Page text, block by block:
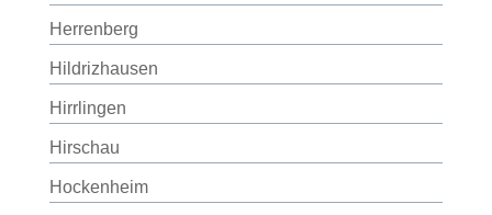
Herrenberg
Hildrizhausen
Hirrlingen
Hirschau
Hockenheim